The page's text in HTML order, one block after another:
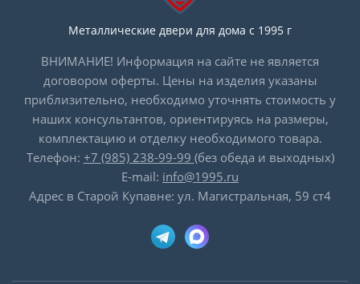
Металлические двери для дома с 1995 г
ВНИМАНИЕ! Информация на сайте не является
договором оферты. Цены на изделия указаны
приблизительно, необходимо уточнять стоимость у
наших консультантов, ориентируясь на размеры,
комплектацию и отделку необходимого товара.
Телефон: +7 (985) 238-99-99 (без обеда и выходных)
E-mail: info@1995.ru
Адрес в Старой Купавне: ул. Магистральная, 59 ст4